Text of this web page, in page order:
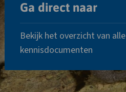
Ga direct naar
Bekijk het overzicht van alle
kennisdocumenten